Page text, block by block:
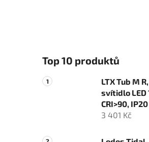
o
s
t
Top 10 produktů
LTX Tub M
svítidlo LED
CRI>90, IP20
3 401 Kč